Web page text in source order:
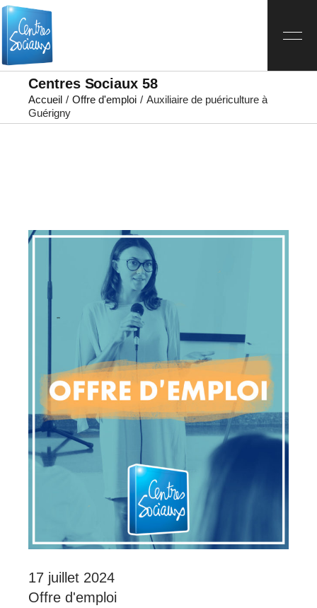
Centres Sociaux 58
Accueil Offre d'emploi
Auxiliaire de puériculture à
Guérigny
17 juillet 2024
Offre d'emploi